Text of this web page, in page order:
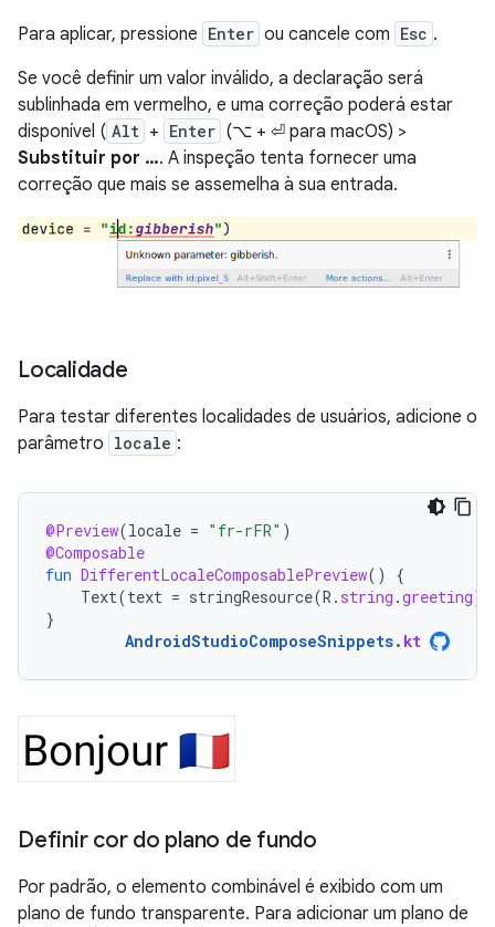
Para aplicar, pressione Enter ou cancele com Esc .
Se você definir um valor inválido, a declaração será
sublinhada em vermelho, e uma correção poderá estar
disponível ( Alt + Enter (⌥ + ⏎ para macOS) >
Substituir por …. A inspeção tenta fornecer uma
correção que mais se assemelha à sua entrada.
Localidade
Para testar diferentes localidades de usuários, adicione o
parâmetro locale :
@Preview(locale = "fr-rFR" )
@Composable
fun DifferentLocaleComposablePreview()
{
Text(text = stringResource(R . string .greeting))
}
AndroidStudioComposeSnippets. kt
Definir cor do plano de fundo
Por padrão, o elemento combinável é exibido com um
plano de fundo transparente. Para adicionar um plano de